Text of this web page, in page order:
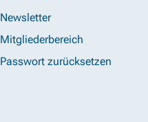
Newsletter
Mitgliederbereich
Passwort zurücksetzen